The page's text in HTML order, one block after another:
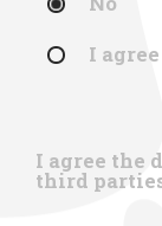
I agree
I agree the
third